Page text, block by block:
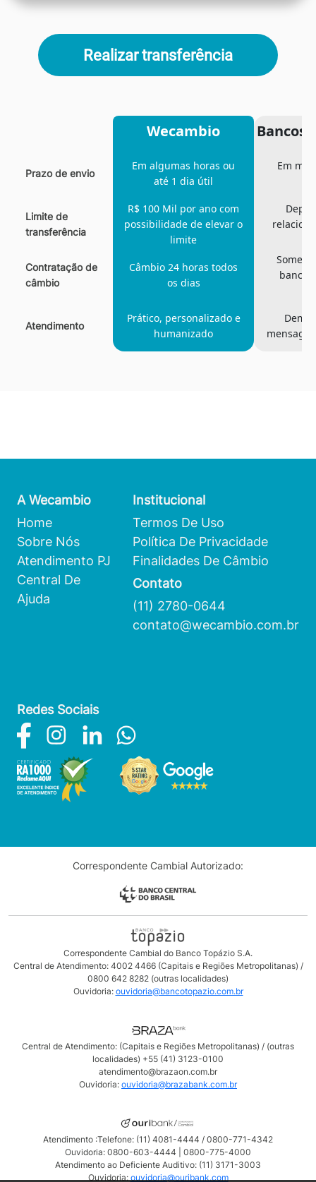
Realizar transferência
Wecambio Bancos
Prazo de envio
Em algumas horas ou
até 1 dia útil
Em
Limite de
transferência
R$ 100 Mil por ano com
possibilidade de elevar o
limite
Contratação de
câmbio
Câmbio 24 horas todos
os dias
Atendimento
Prático, personalizado e
humanizado
A Wecambio
Home
Sobre Nós
Atendimento PJ
Central De
Ajuda
Institucional
Termos De Uso
Política De Privacidade
Finalidades De Câmbio
Contato
(11) 2780-0644
contato@wecambio.com.br
Redes Sociais
Correspondente Cambial Autorizado:
Correspondente Cambial do Banco Topázio S.A.
Central de Atendimento: 4002 4466 (Capitais e Regiões Metropolitanas) /
0800 642 8282 (outras localidades)
Ouvidoria: ouvidoria@bancotopazio.com.br
Central de Atendimento: (Capitais e Regiões Metropolitanas) / (outras
localidades) +55 (41) 3123-0100
atendimento@brazaon.com.br
Ouvidoria: ouvidoria@brazabank.com.br
Atendimento :Telefone: (11) 4081-4444 / 0800-771-4342
Ouvidoria: 0800-603-4444 | 0800-775-4000
Atendimento ao Deficiente Auditivo: (11) 3171-3003
Ouvidoria: ouvidoria@ouribank.com